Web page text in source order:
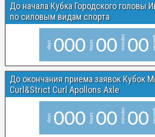
До начала Кубка Городского головы
по силовым видам спорта
days 000 hours 00 minutes 00
До окончания приема заявок Кубок
Curl&Strict Curl Apollons Axle
days 000 hours 00 minutes 00